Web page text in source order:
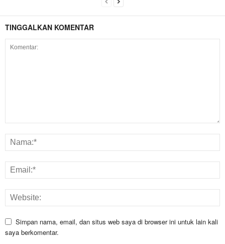
TINGGALKAN KOMENTAR
Simpan nama, email, dan situs web saya di browser ini untuk lain kali
saya berkomentar.